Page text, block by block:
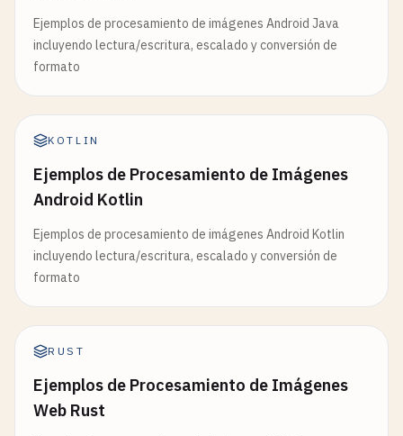
Ejemplos de procesamiento de imágenes Android Java
incluyendo lectura/escritura, escalado y conversión de
formato
KOTLIN
Ejemplos de Procesamiento de Imágenes
Android Kotlin
Ejemplos de procesamiento de imágenes Android Kotlin
incluyendo lectura/escritura, escalado y conversión de
formato
RUST
Ejemplos de Procesamiento de Imágenes
Web Rust